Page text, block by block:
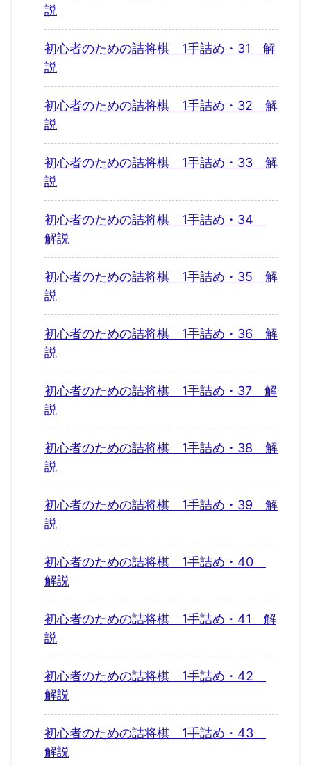
説
初心者のための詰将棋 1手詰め・31 解
説
初心者のための詰将棋 1手詰め・32 解
説
初心者のための詰将棋 1手詰め・33 解
説
初心者のための詰将棋 1手詰め・34
解説
初心者のための詰将棋 1手詰め・35 解
説
初心者のための詰将棋 1手詰め・36 解
説
初心者のための詰将棋 1手詰め・37 解
説
初心者のための詰将棋 1手詰め・38 解
説
初心者のための詰将棋 1手詰め・39 解
説
初心者のための詰将棋 1手詰め・40
解説
初心者のための詰将棋 1手詰め・41 解
説
初心者のための詰将棋 1手詰め・42
解説
初心者のための詰将棋 1手詰め・43
解説